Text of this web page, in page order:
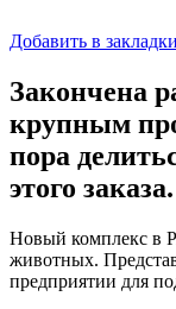
Добавить в закладки
Закончена
крупным
пора
этого заказа.
Новый комплекс в
животных.
предприятии для